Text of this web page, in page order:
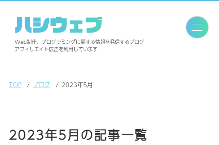
ハシウェブ
Web制作、プログラミングに関する情報を発信するブログ
アフィリエイト広告を利用しています
TOP ブログ 2023年5月
2023年5月の記事一覧